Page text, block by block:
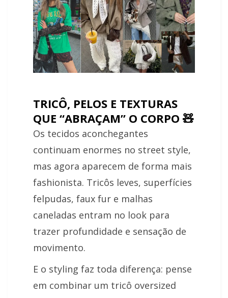
TRICÔ, PELOS E TEXTURAS
QUE “ABRAÇAM” O CORPO 🧸
Os tecidos aconchegantes
continuam enormes no street style,
mas agora aparecem de forma mais
fashionista. Tricôs leves, superfícies
felpudas, faux fur e malhas
caneladas entram no look para
trazer profundidade e sensação de
movimento.
E o styling faz toda diferença: pense
em combinar um tricô oversized